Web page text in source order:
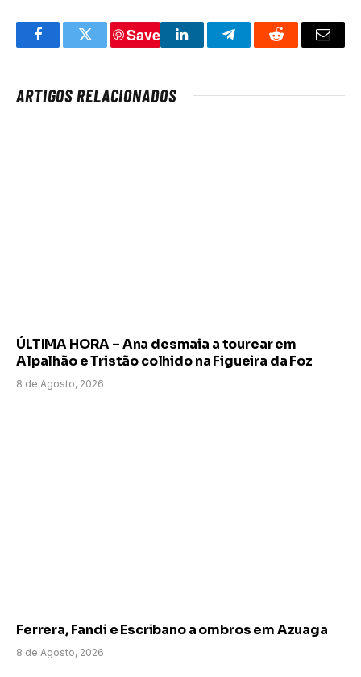
FacebookTwitter
Save
LinkedInTelegramReddit Email
ARTIGOS RELACIONADOS
ÚLTIMA HORA – Ana desmaia a tourear em
Alpalhão e Tristão colhido na Figueira da Foz
8 de Agosto, 2026
Ferrera, Fandi e Escribano a ombros em Azuaga
8 de Agosto, 2026